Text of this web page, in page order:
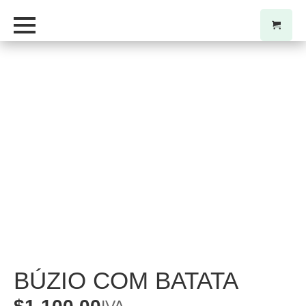
BÚZIO COM BATATA